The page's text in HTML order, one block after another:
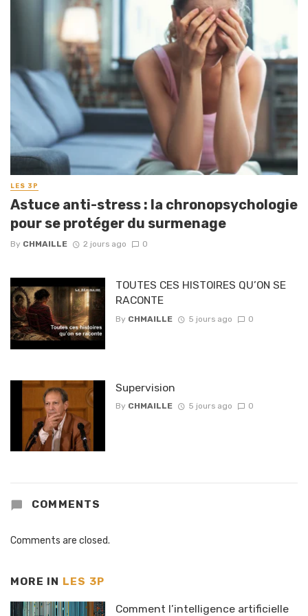
LES 3P
Astuce anti-stress : la chronopsychologie
pour se protéger du surmenage
By CHMAILLE 2 jours ago 0
TOUTES CES HISTOIRES QU’ON SE
RACONTE
By CHMAILLE 5 jours ago 0
Supervision
By CHMAILLE 5 jours ago 0
COMMENTS
Comments are closed.
MORE IN LES 3P
Comment l’intelligence artificielle